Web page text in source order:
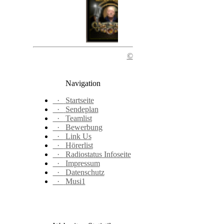
©
Navigation
·
Startseite
·
Sendeplan
·
Teamlist
·
Bewerbung
·
Link Us
·
Hörerlist
·
Radiostatus Infoseite
·
Impressum
·
Datenschutz
·
Musi1